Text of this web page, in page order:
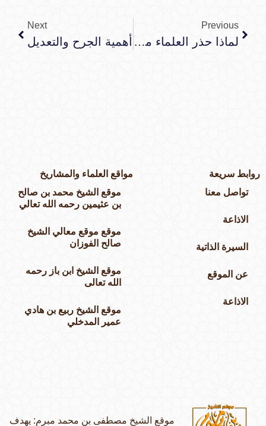
Previous
لماذا حذر العلماء من الحجوري وأسقطوه الجزء ب
Next
أهمية الجرح والتعديل
موقع الشيخ مصطفى بن محمد مبرم: يهدف
سريعة
تواصل معنا
الاذاعة
السيرة الذاتية
عن الموقع
الاذاعة
مواقع العلماء والمشاريخ
موقع الشيخ محمد بن صالح
بن عثيمين رحمه الله تعالي
موقع موقع معالي الشيخ
صالح الفوزان
موقع الشيخ ابن باز رحمه
الله تعالى
موقع الشيخ ربيع بن هادي
عمير المدخلي